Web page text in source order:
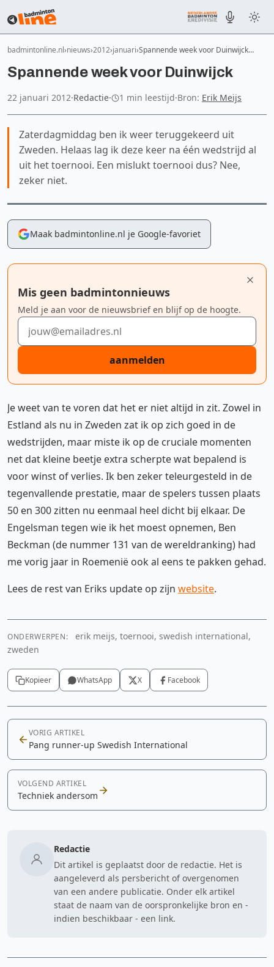
badmintonline.nl nieuws 2012 januari Spannende week voor Duinwijck…
Spannende week voor Duinwijck
22 januari 2012·Redactie· 1 min leestijd·Bron: Erik Meijs
Zaterdagmiddag ben ik weer teruggekeerd uit
Zweden. Helaas lag ik deze keer na één wedstrijd al
uit het toernooi. Een mislukt toernooi dus? Nee,
zeker niet.
Maak badmintonline.nl je Google-favoriet
Mis geen badmintonnieuws
Meld je aan voor de nieuwsbrief en blijf op de hoogte.
E-mailadres
aanmelden
Je weet van te voren dat het er niet altijd in zit. Zowel in
Estland als nu in Zweden zat ik op zich goed in de
wedstrijden, maar miste ik op de cruciale momenten
net dat kleine beetje extra scherpte wat bepalend is
voor winst of verlies. Ik ben zeker teleurgesteld in de
tegenvallende prestatie, maar de spelers tussen plaats
50 en 300 zitten nu eenmaal heel dicht bij elkaar. De
Engelsman tegen wie ik het moest opnemen, Ben
Beckman (de nummer 131 van de wereldranking) had
me vorig jaar in Roemenië ook al eens te pakken gehad.
Lees de rest van Eriks update op zijn website.
ONDERWERPEN:
erik meijs, toernooi, swedish international,
zweden
Kopieer WhatsApp X Facebook
VORIG ARTIKEL
Pang runner-up Swedish International
VOLGEND ARTIKEL
Techniek andersom
Redactie
Dit artikel is geplaatst door de redactie. Het is
aangeleverd als persbericht of overgenomen
van een andere publicatie. Onder elk artikel
staat de naam van de oorspronkelijke bron en -
indien beschikbaar - een link.